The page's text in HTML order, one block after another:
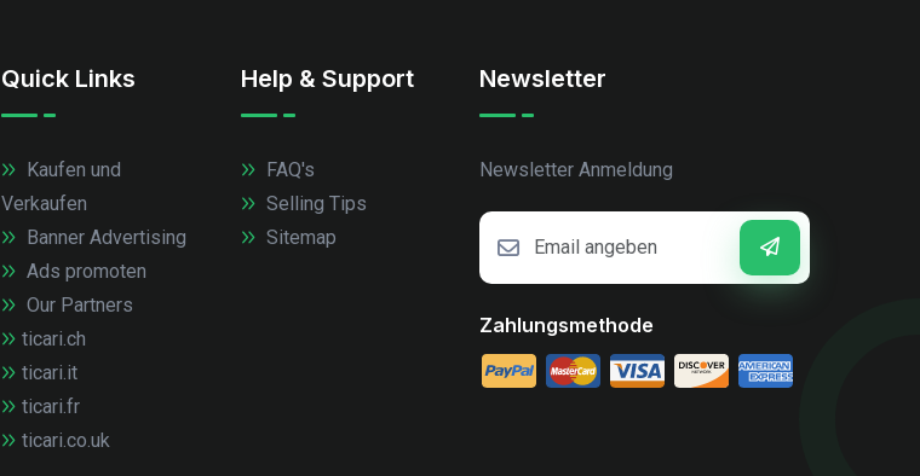
Quick Links
Kaufen und
Verkaufen
Banner Advertising
Ads promoten
Our Partners
ticari.ch
ticari.it
ticari.fr
ticari.co.uk
Help & Support
FAQ's
Selling Tips
Sitemap
Newsletter
Newsletter Anmeldung
Zahlungsmethode